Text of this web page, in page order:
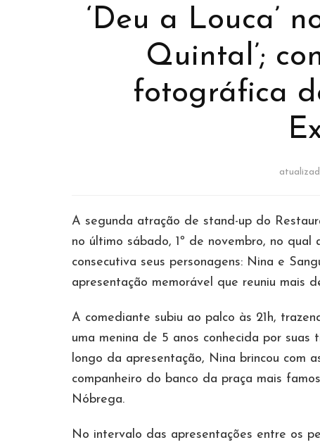
‘Deu a Louca’
Quintal’;
fotográfica
A segunda atração de stand-up do
no último sábado, 1º de novembro, no
consecutiva seus personagens: Nina e
apresentação memorável que reuniu mais
A comediante subiu ao palco às 21h,
uma menina de 5 anos conhecida por
longo da apresentação, Nina brincou com
companheiro do banco da praça mais
Nóbrega.
No intervalo das apresentações entre os